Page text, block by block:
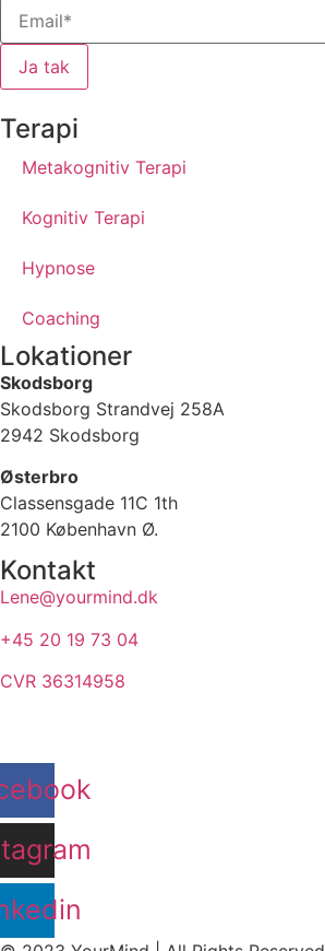
Ja tak
Terapi
Metakognitiv Terapi
Kognitiv Terapi
Hypnose
Coaching
Lokationer
Skodsborg
Skodsborg Strandvej 258A
2942 Skodsborg
Østerbro
Classensgade 11C 1th
2100 København Ø.
Kontakt
Lene@yourmind.dk
+45 20 19 73 04
CVR 36314958